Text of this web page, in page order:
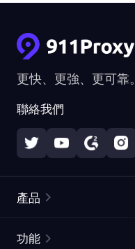
更快、更強、更可靠。
聯絡我們
產品
功能